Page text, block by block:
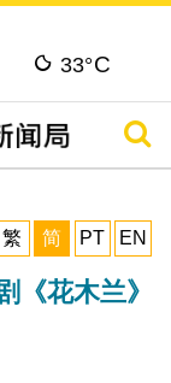
33°C
搜寻
繁
简 PT EN
花木兰》